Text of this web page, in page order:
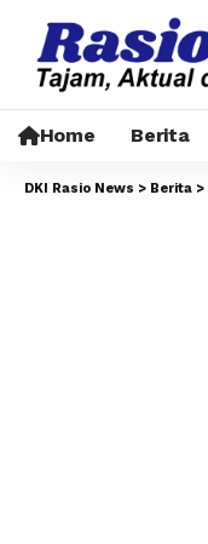
Home Berita
DKI Rasio News > Berita >